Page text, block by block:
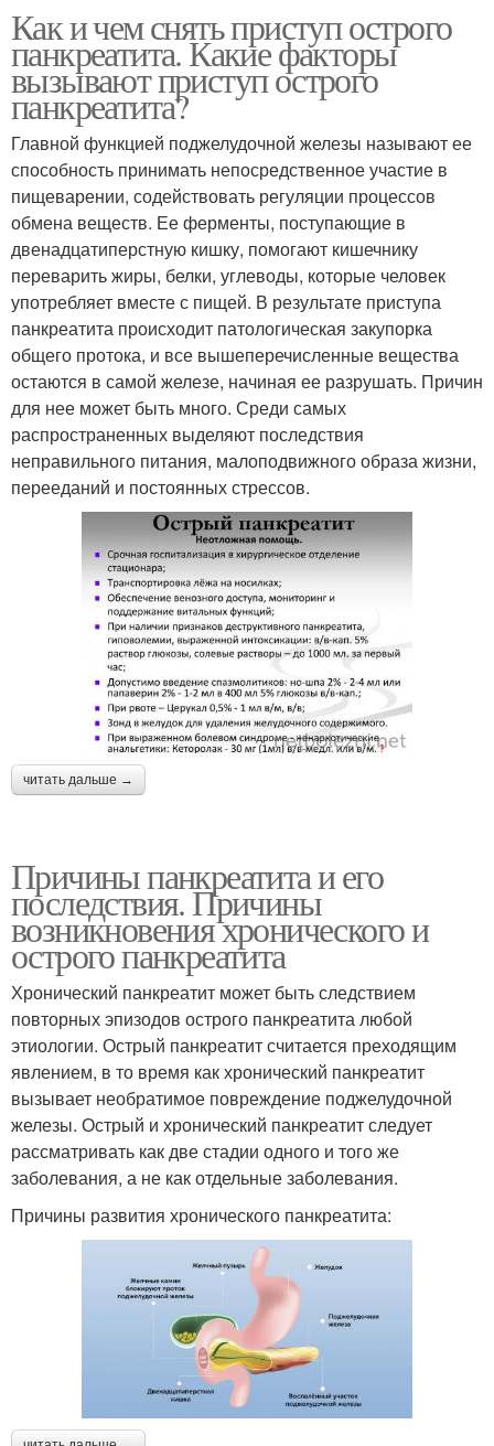
Как и чем снять приступ острого
панкреатита. Какие факторы
вызывают приступ острого
панкреатита?
Главной функцией поджелудочной железы называют ее
способность принимать непосредственное участие в
пищеварении, содействовать регуляции процессов
обмена веществ. Ее ферменты, поступающие в
двенадцатиперстную кишку, помогают кишечнику
переварить жиры, белки, углеводы, которые человек
употребляет вместе с пищей. В результате приступа
панкреатита происходит патологическая закупорка
общего протока, и все вышеперечисленные вещества
остаются в самой железе, начиная ее разрушать. Причин
для нее может быть много. Среди самых
распространенных выделяют последствия
неправильного питания, малоподвижного образа жизни,
перееданий и постоянных стрессов.
читать дальше →
Причины панкреатита и его
последствия. Причины
возникновения хронического и
острого панкреатита
Хронический панкреатит может быть следствием
повторных эпизодов острого панкреатита любой
этиологии. Острый панкреатит считается преходящим
явлением, в то время как хронический панкреатит
вызывает необратимое повреждение поджелудочной
железы. Острый и хронический панкреатит следует
рассматривать как две стадии одного и того же
заболевания, а не как отдельные заболевания.
Причины развития хронического панкреатита: